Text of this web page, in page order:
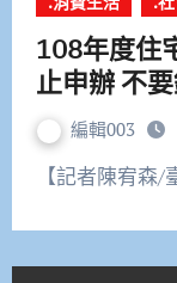
108年度住
止申辦
編輯003
【記者陳宥